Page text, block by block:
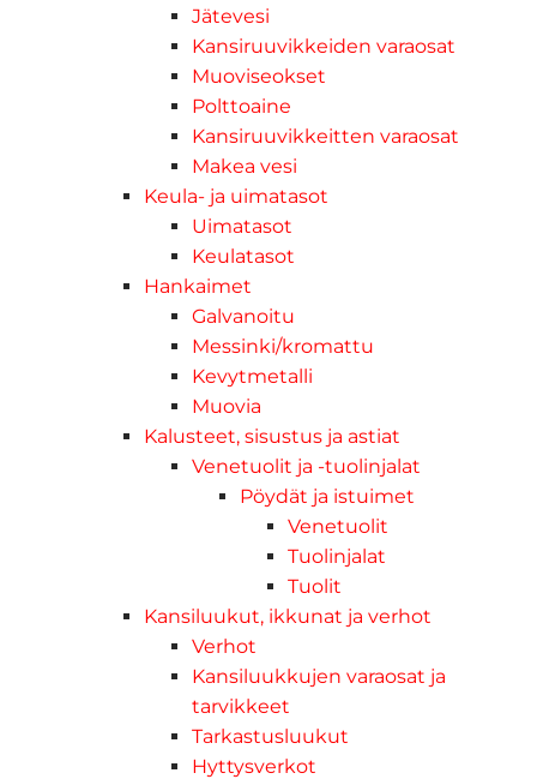
Jätevesi
Kansiruuvikkeiden varaosat
Muoviseokset
Polttoaine
Kansiruuvikkeitten varaosat
Makea vesi
Keula- ja uimatasot
Uimatasot
Keulatasot
Hankaimet
Galvanoitu
Messinki/kromattu
Kevytmetalli
Muovia
Kalusteet, sisustus ja astiat
Venetuolit ja -tuolinjalat
Pöydät ja istuimet
Venetuolit
Tuolinjalat
Tuolit
Kansiluukut, ikkunat ja verhot
Verhot
Kansiluukkujen varaosat ja
tarvikkeet
Tarkastusluukut
Hyttysverkot